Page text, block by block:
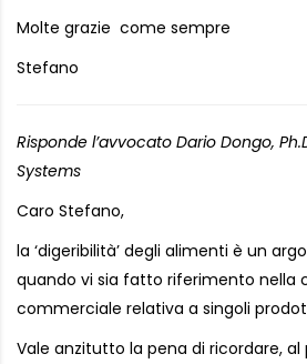
Molte grazie come sempre
Stefano
Risponde l’avvocato Dario Dongo,
Systems
Caro Stefano,
la ‘digeribilità’ degli alimenti è un
quando vi sia fatto riferimento nella
commerciale relativa a singoli
Vale anzitutto la pena di ricordare, al